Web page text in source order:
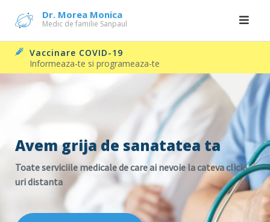
content
Dr. Morea Monica
Medic de familie Sanpaul
Vaccinare COVID-19
Informeaza-te si programeaza-te
Avem grija de sanatatea ta
Toate serviciile medicale de care ai nevoie la cateva click-
uri distanta